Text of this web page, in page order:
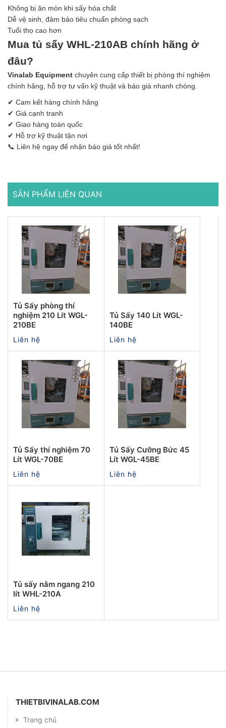
Không bị ăn mòn khi sấy hóa chất
Dễ vệ sinh, đảm bảo tiêu chuẩn phòng sạch
Tuổi thọ cao hơn
Mua tủ sấy WHL-210AB chính hãng ở
đâu?
Vinalab Equipment chuyên cung cấp thiết bị phòng thí nghiệm
chính hãng, hỗ trợ tư vấn kỹ thuật và báo giá nhanh chóng.
✔ Cam kết hàng chính hãng
✔ Giá cạnh tranh
✔ Giao hàng toàn quốc
✔ Hỗ trợ kỹ thuật tận nơi
📞 Liên hệ ngay để nhận báo giá tốt nhất!
SẢN PHẨM LIÊN QUAN
Tủ Sấy phòng thí
nghiệm 210 Lít WGL-
210BE
Liên hệ
Tủ Sấy 140 Lít WGL-
140BE
Liên hệ
Tủ Sấy thí nghiệm 70
Lít WGL-70BE
Liên hệ
Tủ Sấy Cưỡng Bức 45
Lít WGL-45BE
Liên hệ
Tủ sấy nằm ngang 210
lít WHL-210A
Liên hệ
THIETBIVINALAB.COM
Trang chủ